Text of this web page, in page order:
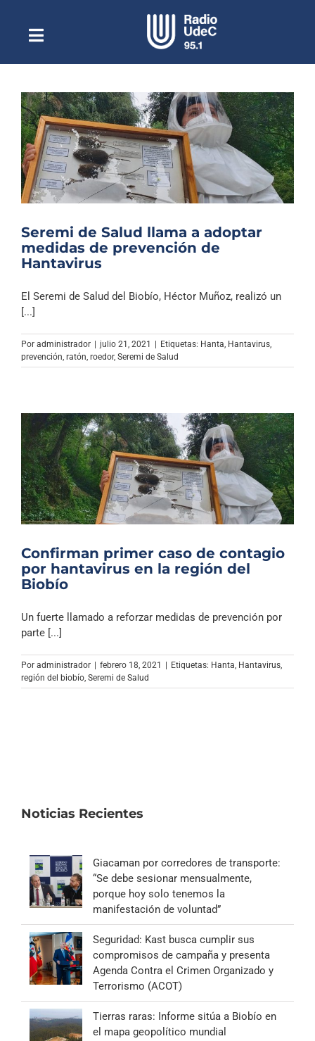
contenidoToggle
NavigationEscuchar Radio UdeC en vivo
Quiénes Somos
Programación
Podcast
Noticias
Columnas
Especiales
Seremi de Salud llama a adoptar
medidas de prevención de
Hantavirus
El Seremi de Salud del Biobío, Héctor Muñoz, realizó un
[...]
Por administrador | julio 21, 2021 | Etiquetas: Hanta Hantavirus
prevención ratón roedor, Seremi de Salud
Confirman primer caso de contagio
por hantavirus en la región del
Biobío
Un fuerte llamado a reforzar medidas de prevención por
parte [...]
Por administrador | febrero 18, 2021 | Etiquetas: Hanta Hantavirus
región del biobío Seremi de Salud
Noticias Recientes
Giacaman por corredores de transporte:
“Se debe sesionar mensualmente,
porque hoy solo tenemos la
manifestación de voluntad”
Seguridad: Kast busca cumplir sus
compromisos de campaña y presenta
Agenda Contra el Crimen Organizado y
Terrorismo (ACOT)
Tierras raras: Informe sitúa a Biobío en
el mapa geopolítico mundial